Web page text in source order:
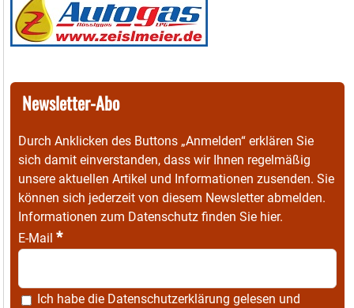
Newsletter-Abo
Durch Anklicken des Buttons „Anmelden“ erklären Sie
sich damit einverstanden, dass wir Ihnen regelmäßig
unsere aktuellen Artikel und Informationen zusenden. Sie
können sich jederzeit von diesem Newsletter abmelden.
Informationen zum Datenschutz finden Sie hier.
E-Mail *
Ich habe die Datenschutzerklärung gelesen und